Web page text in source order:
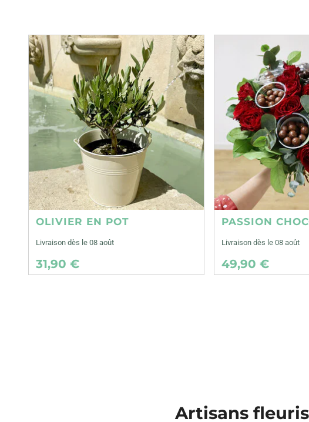
OLIVIER EN POT
Livraison dès le 08 août
31,90 €
PASSION
Livraison dès le 08 août
49,90 €
Artisans